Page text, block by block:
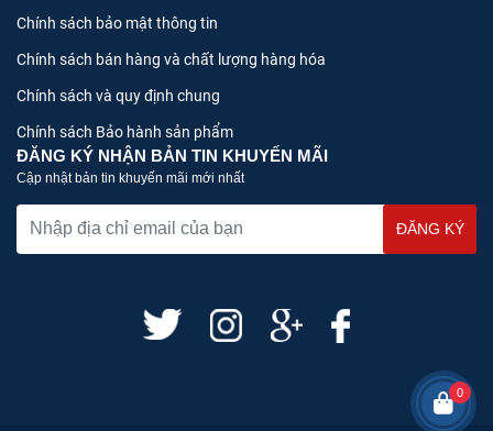
Chính sách bảo mật thông tin
Chính sách bán hàng và chất lượng hàng hóa
Chính sách và quy định chung
Chính sách Bảo hành sản phẩm
ĐĂNG KÝ NHẬN BẢN TIN KHUYẾN MÃI
Cập nhật bản tin khuyến mãi mới nhất
0